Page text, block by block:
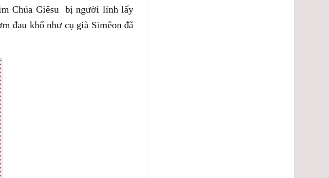
Chúa Giêsu bị người lính lấy
đau khổ như cụ già Simêon đã